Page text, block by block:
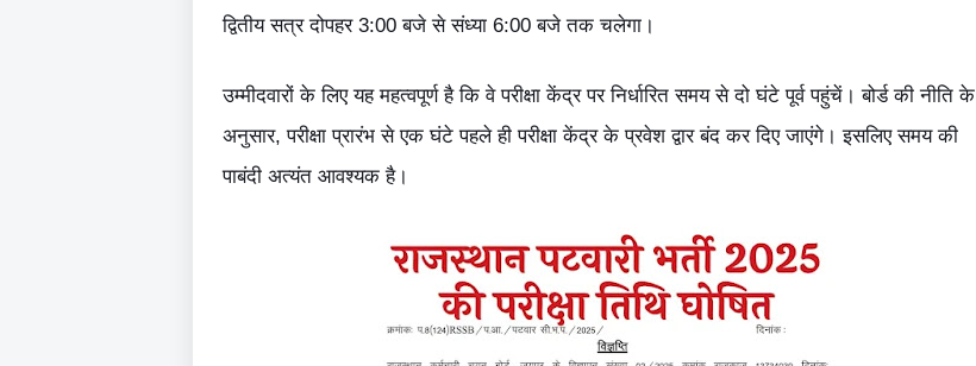
द्वितीय सत्र दोपहर 3:00 बजे से संध्या 6:00 बजे तक चलेगा।
उम्मीदवारों के लिए यह महत्वपूर्ण है कि वे परीक्षा केंद्र पर निर्धारित समय से दो घंटे पूर्व पहुंचें। बोर्ड की नीति के
अनुसार, परीक्षा प्रारंभ से एक घंटे पहले ही परीक्षा केंद्र के प्रवेश द्वार बंद कर दिए जाएंगे। इसलिए समय की
पाबंदी अत्यंत आवश्यक है।